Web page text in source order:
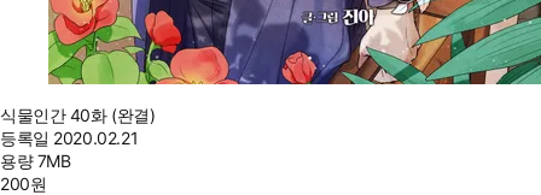
식물인간 40화 (완결)
등록일 2020.02.21
용량7MB
200원